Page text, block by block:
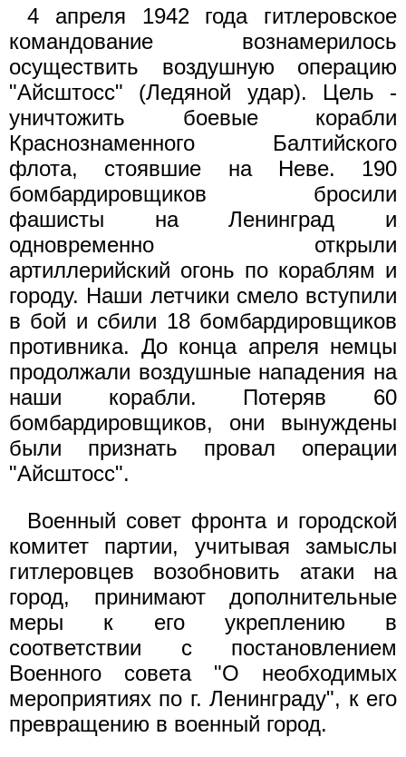
4 апреля 1942 года гитлеровское
командование вознамерилось
осуществить воздушную операцию
"Айсштосс" (Ледяной удар). Цель -
уничтожить боевые корабли
Краснознаменного Балтийского
флота, стоявшие на Неве. 190
бомбардировщиков бросили
фашисты на Ленинград и
одновременно открыли
артиллерийский огонь по кораблям и
городу. Наши летчики смело вступили
в бой и сбили 18 бомбардировщиков
противника. До конца апреля немцы
продолжали воздушные нападения на
наши корабли. Потеряв 60
бомбардировщиков, они вынуждены
были признать провал операции
"Айсштосс".
Военный совет фронта и городской
комитет партии, учитывая замыслы
гитлеровцев возобновить атаки на
город, принимают дополнительные
меры к его укреплению в
соответствии с постановлением
Военного совета "О необходимых
мероприятиях по г. Ленинграду", к его
превращению в военный город.